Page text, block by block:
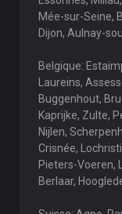
Mée-sur-Seine,
Dijon, Aulnay-
Belgique:
Laureins,
Buggenhout,
Kaprijke, Zulte,
Nijlen,
Crisnée,
Pieters-Voeren,
Berlaar,